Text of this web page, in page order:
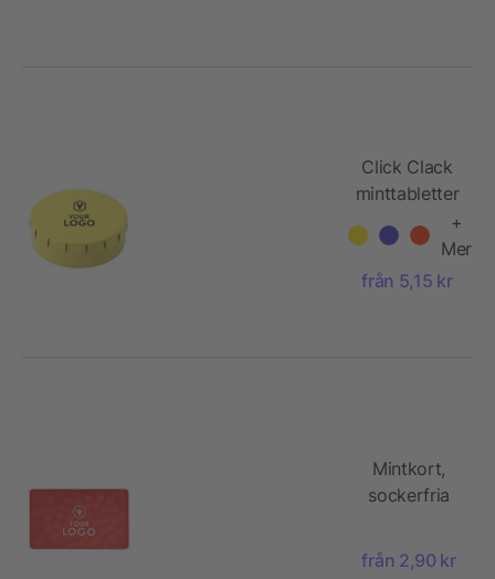
Click Clack
minttabletter
+
Mer
från 5,15 kr
Mintkort,
sockerfria
från 2,90 kr